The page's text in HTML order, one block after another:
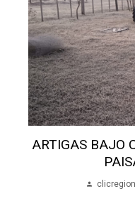
ARTIGAS BAJO